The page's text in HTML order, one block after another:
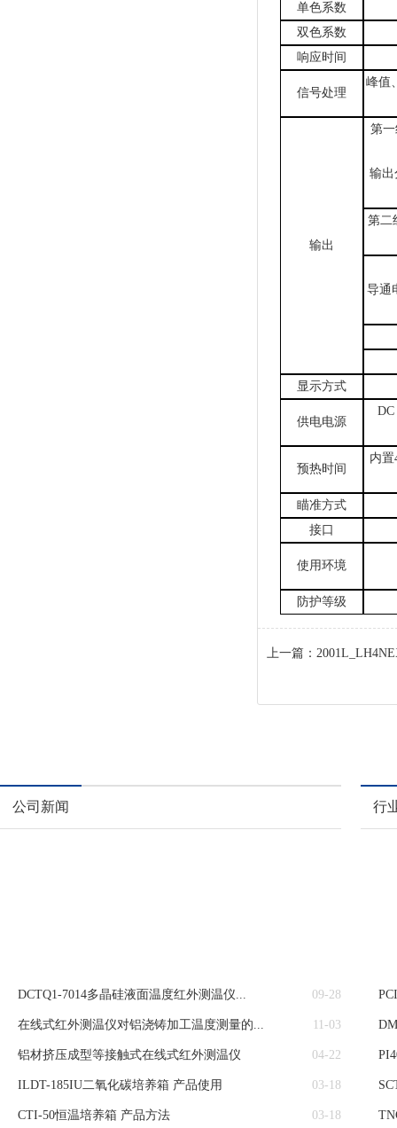
单色系数
双色系数
响应时间
信号处理
峰值
输出
第
输出
第二
导通
显示方式
供电电源
预热时间
内
瞄准方式
接口
使用环境
防护等级
上一篇：
公司新闻
DCTQ1-7014多晶硅液面温度红外测温仪... 09-28
在线式红外测温仪对铝浇铸加工温度测量的... 11-03
铝材挤压成型等接触式在线式红外测温仪 04-22
ILDT-185IU二氧化碳培养箱 产品使用 03-18
CTI-50恒温培养箱 产品方法 03-18
行